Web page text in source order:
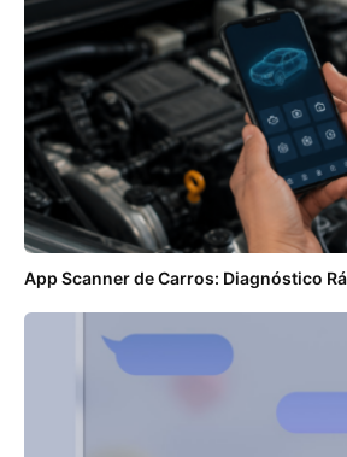
App Scanner de Carros: Diagnóstico